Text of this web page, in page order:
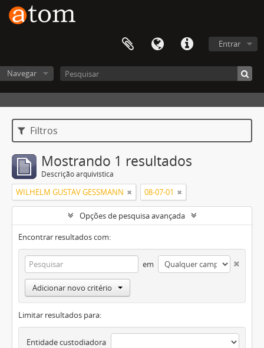
Entrar
Navegar
Filtros
Mostrando 1 resultados
Descrição arquivística
WILHELM GUSTAV GESSMANN 08-07-01
Opções de pesquisa avançada
Encontrar resultados com:
em
Adicionar novo critério
Limitar resultados para:
Entidade custodiadora